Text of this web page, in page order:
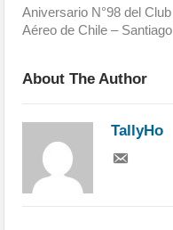
Aniversario N°98 del Club
Aéreo de Chile – Santiago
About The Author
TallyHo